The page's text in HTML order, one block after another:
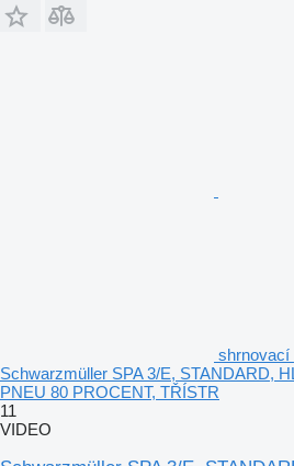
shrnovací
Schwarzmüller SPA 3/E, STANDARD,
PNEU 80 PROCENT, TŘÍSTR
11
VIDEO